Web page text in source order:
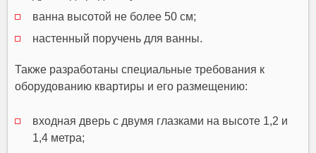
ванна высотой не более 50 см;
настенный поручень для ванны.
Также разработаны специальные требования к
оборудованию квартиры и его размещению:
входная дверь с двумя глазками на высоте 1,2 и
1,4 метра;